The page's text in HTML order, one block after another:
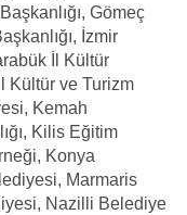
Gömeç
İzmir
İl Kültür
Kültür ve Turizm
Kemah
Kilis Eğitim
Konya
Marmaris
Nazilli Belediye